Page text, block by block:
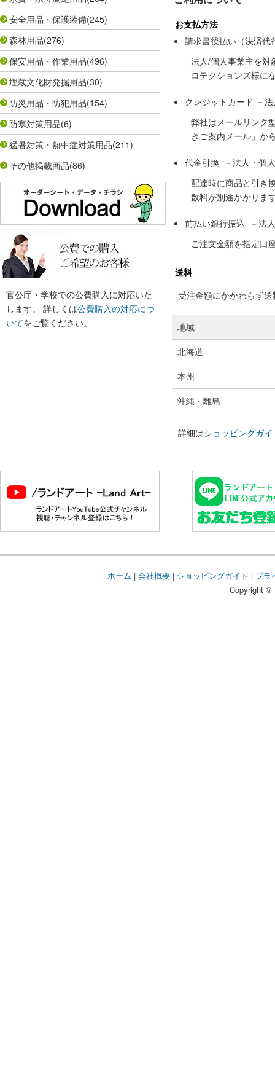
安全用品・保護装備(245)
森林用品(276)
保安用品・作業用品(496)
埋蔵文化財発掘用品(30)
防災用品・防犯用品(154)
防寒対策用品(6)
猛暑対策・熱中症対策用品(211)
その他掲載商品(86)
官公庁・学校での公費購入に対応いた
します。 詳しくは公費購入の対応につ
いてをご覧ください。
お支払方法
請求書後払い（決済代
法人/個人事業主を対
ロテクションズ様に
クレジットカード －
弊社はメールリンク
きご案内メール」か
代金引換 －法人・個
配達時に商品と引き
数料が別途かかりま
前払い銀行振込 －法
ご注文金額を指定口
送料
受注金額にかかわらず
地域
北海道
本州
沖縄・離島
詳細はショッピングガイ
ホーム | 会社概要| ショッピングガイド | プラ
Copyright ©